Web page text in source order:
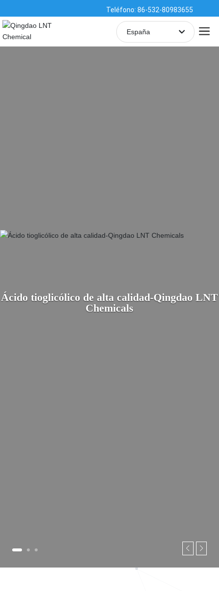
Teléfono: 86-532-80983655
España
Ácido tioglicólico de alta calidad-Qingdao LNT
Chemicals